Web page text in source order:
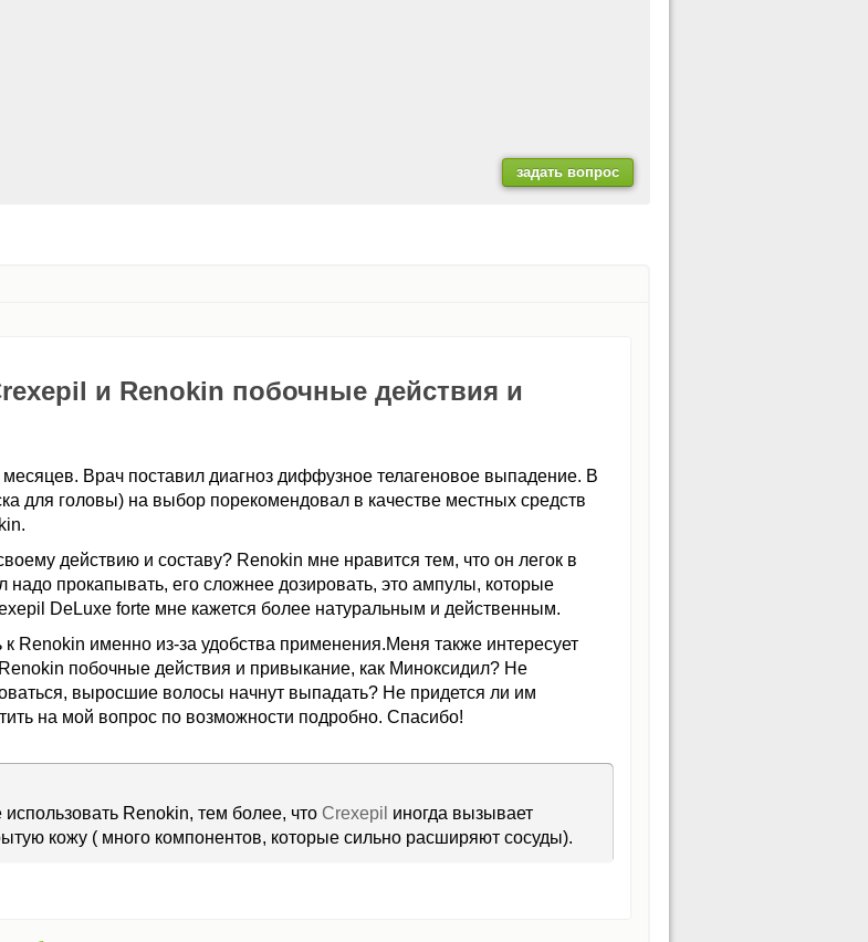
и Renokin побочные действия и
Врач поставил диагноз диффузное телагеновое выпадение. В
для головы) на выбор порекомендовал в качестве местных средств
действию и составу? Renokin мне нравится тем, что он легок в
надо прокапывать, его сложнее дозировать, это ампулы, которые
DeLuxe forte мне кажется более натуральным и действенным.
Renokin именно из-за удобства применения.Меня также интересует
побочные действия и привыкание, как Миноксидил? Не
выросшие волосы начнут выпадать? Не придется ли им
на мой вопрос по возможности подробно. Спасибо!
Renokin, тем более, что Crexepil иногда вызывает
кожу ( много компонентов, которые сильно расширяют сосуды).